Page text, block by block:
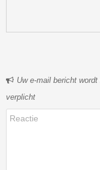
Uw e-mail bericht
verplicht